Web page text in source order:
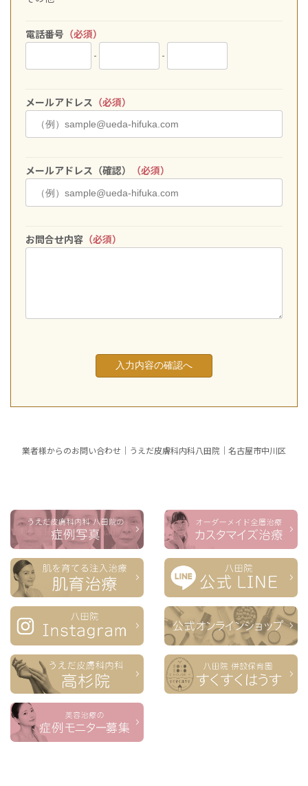
電話番号 （必須）
-
-
メールアドレス （必須）
メールアドレス（確認） （必須）
お問合せ内容 （必須）
業者様からのお問い合わせ｜うえだ皮膚科内科八田院｜名古屋市中川区